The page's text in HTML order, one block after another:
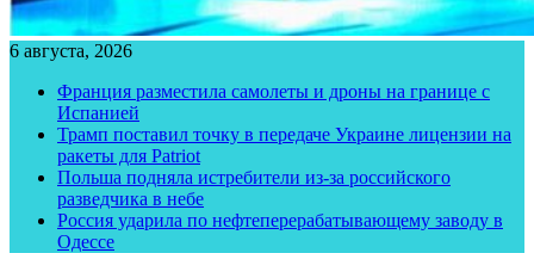
6 августа, 2026
Франция разместила самолеты и дроны на границе с
Испанией
Трамп поставил точку в передаче Украине лицензии на
ракеты для Patriot
Польша подняла истребители из-за российского
разведчика в небе
Россия ударила по нефтеперерабатывающему заводу в
Одессе